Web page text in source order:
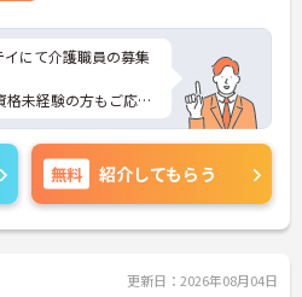
にて介護職員の募集
未経験の方もご応募
る環境です♪
イントなど、詳細を
ご相談ください。
無料 紹介してもらう
更新日：2026年08月04日